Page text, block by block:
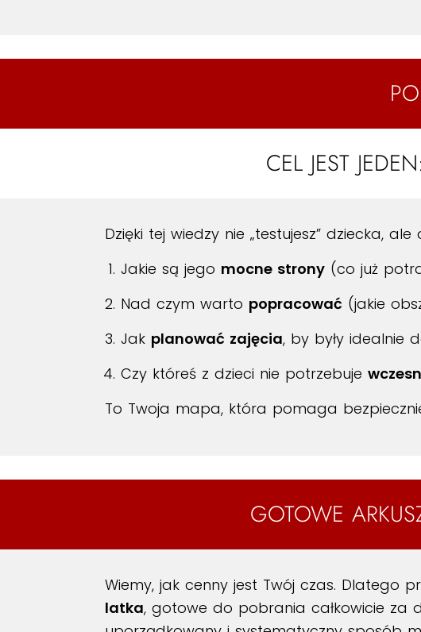
CEL JEST
Dzięki tej wiedzy nie „testujesz” dziecka, ale
Jakie są jego mocne strony (co już
Nad czym warto popracować (jakie
Jak planować zajęcia, by były idealnie
Czy któreś z dzieci nie potrzebuje
To Twoja mapa, która pomaga
GOTOWE
Wiemy, jak cenny jest Twój czas. Dlatego
latka, gotowe do pobrania całkowicie za